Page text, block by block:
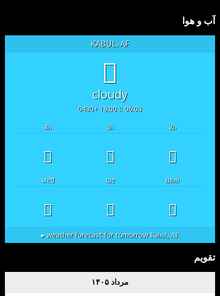
آب و هوا
KABUL, AF
cloudy
06:03
18:00 +0430
2h
3h
4h
mon
tue
wed
Kabul, AF
weather forecast for tomorrow ▸
تقویم
مرداد ۱۴۰۵